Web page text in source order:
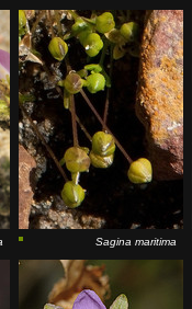
Sagina maritima